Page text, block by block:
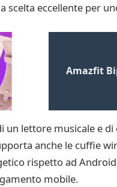
scelta eccellente per
Amazfit
un lettore musicale
anche le cuffie
rispetto ad Android
mobile.